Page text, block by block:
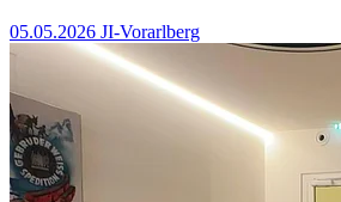
05.05.2026 JI-Vorarlberg